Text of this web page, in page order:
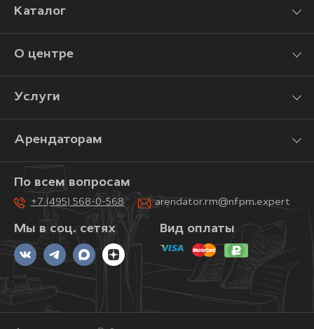
Каталог
О центре
Услуги
Арендаторам
Мы в соц. сетях
По всем вопросам
+7 (495) 568-0-568 arendator.rm@nfpm.expert
Вид оплаты